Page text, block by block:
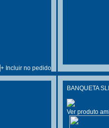
+ Incluir no pedido
BANQUETA
Ver produto